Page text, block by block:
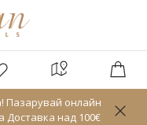
Пазарувай онлайн
Доставка над 100€